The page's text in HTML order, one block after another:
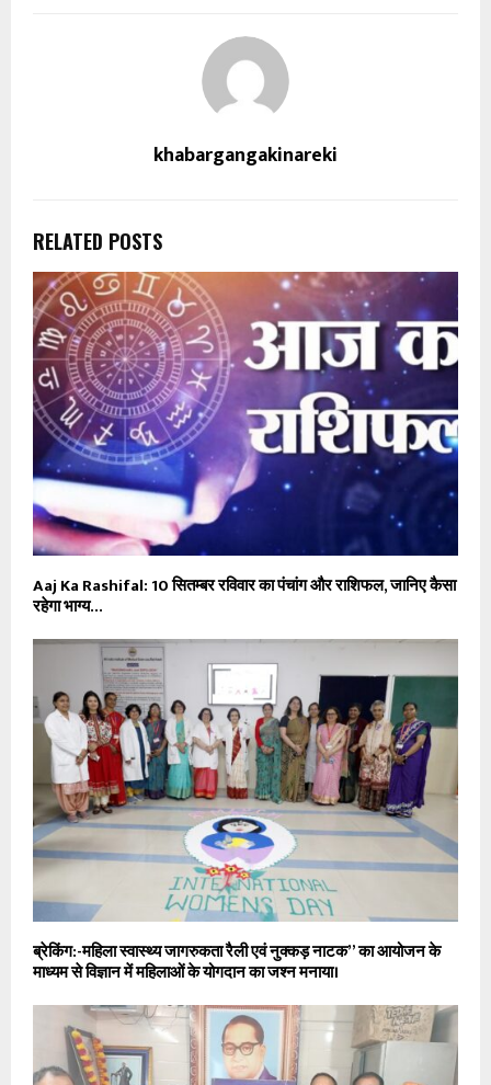
khabargangakinareki
RELATED POSTS
Aaj Ka Rashifal: 10 सितम्बर रविवार का पंचांग और राशिफल, जानिए कैसा
रहेगा भाग्य…
ब्रेकिंग:-महिला स्वास्थ्य जागरुकता रैली एवं नुक्कड़ नाटक” का आयोजन के
माध्यम से विज्ञान में महिलाओं के योगदान का जश्न मनाया।